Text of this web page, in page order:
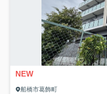
NEW
船橋市葛飾町